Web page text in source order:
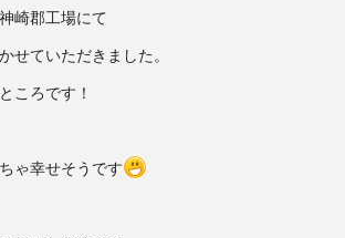
崎郡工場にて
せていただきました。
ころです！
ゃ幸せそうです